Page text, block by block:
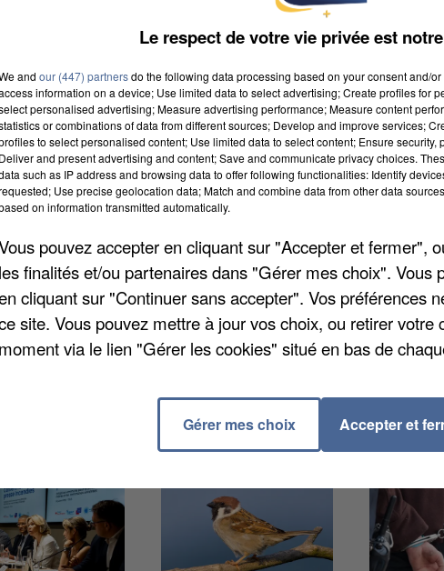
Saint-Étienne a été retenue pour accueillir les
rassemblera les meilleurs nageuses et
licences annuelles répertoriées par l'Institut national
et-Loir compte plus de 1.400 licenciés en natation sur
ils sont près de 395.000.
Le respect de votre vie privée est
and our (447) partnersdo the following data processing based on your consent and/
information on a device; Use limited data to select advertising; Create profiles for
personalised advertising; Measure advertising performance; Measure content
or combinations of data from different sources; Develop and improve services;
to select personalised content; Use limited data to select content; Ensure security,
Deliver and present advertising and content; Save and communicate privacy choices.
such as IP address and browsing data to offer following functionalities: Identify
Use precise geolocation data; Match and combine data from other data
on information transmitted automatically.
pouvez accepter en cliquant sur "Accepter et fermer",
les finalités et/ou partenaires dans "Gérer mes choix". Vous
cliquant sur "Continuer sans accepter". Vos préférences
site. Vous pouvez mettre à jour vos choix, ou retirer votre
moment via le lien "Gérer les cookies" situé en bas de
Gérer mes choix Accepter et